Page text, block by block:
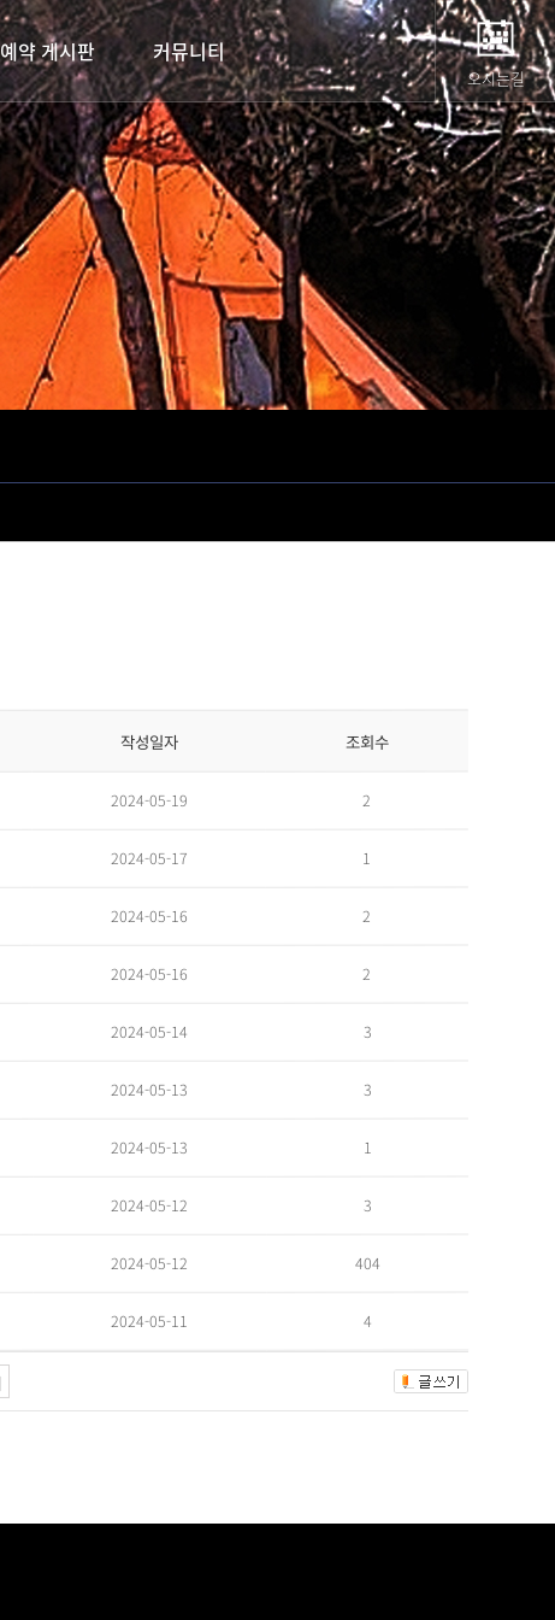
예약 게시판
예약종합안내
예약 게시판
커뮤니티
공지사항
포토갤러리
오시는길
작성일자 조회수
2024-05-19 2
2024-05-17 1
2024-05-16 2
2024-05-16 2
2024-05-14 3
2024-05-13 3
2024-05-13 1
2024-05-12 3
2024-05-12 404
2024-05-11 4